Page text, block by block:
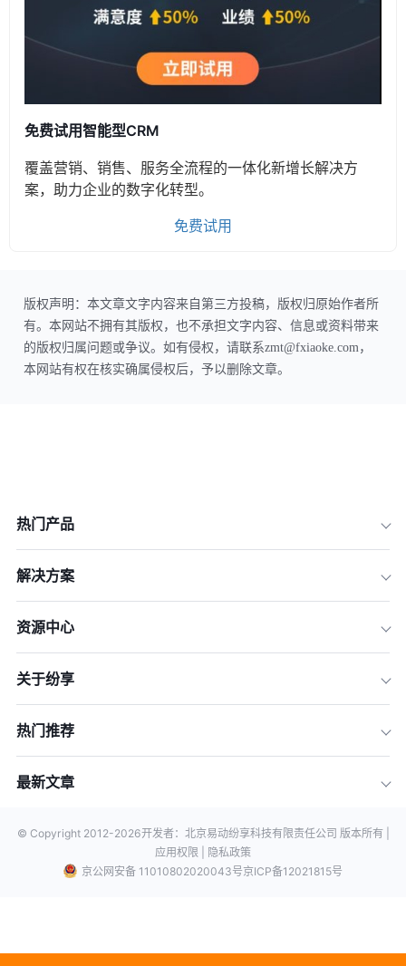
免费试用智能型CRM
覆盖营销、销售、服务全流程的一体化新增长解决方
案，助力企业的数字化转型。
免费试用
版权声明：本文章文字内容来自第三方投稿，版权归原始作者所
有。本网站不拥有其版权，也不承担文字内容、信息或资料带来
的版权归属问题或争议。如有侵权，请联系zmt@fxiaoke.com，
本网站有权在核实确属侵权后，予以删除文章。
热门产品
解决方案
资源中心
关于纷享
热门推荐
最新文章
© Copyright 2012-2026开发者：北京易动纷享科技有限责任公司 版本所有 |
应用权限 |
隐私政策
京公网安备 11010802020043号京ICP备12021815号